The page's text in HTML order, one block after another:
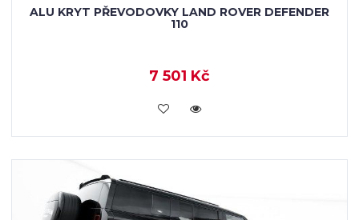
ALU KRYT PŘEVODOVKY LAND ROVER DEFENDER
110
7 501 Kč
KOUPIT